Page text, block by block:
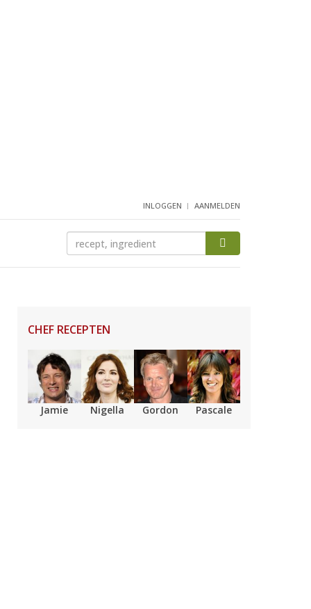
INLOGGEN AANMELDEN
CHEF RECEPTEN
Jamie Nigella Gordon Pascale